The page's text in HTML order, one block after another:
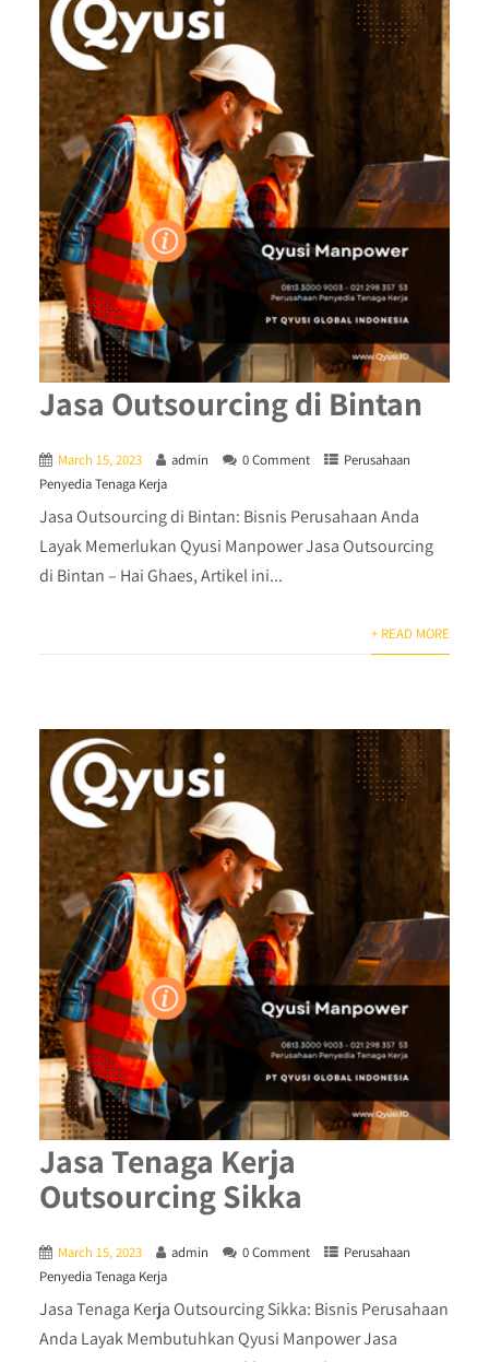
Jasa Outsourcing di Bintan
March 15, 2023 admin 0 Comment
Perusahaan
Penyedia Tenaga Kerja
Jasa Outsourcing di Bintan: Bisnis Perusahaan Anda
Layak Memerlukan Qyusi Manpower Jasa Outsourcing
di Bintan – Hai Ghaes, Artikel ini...
+ READ MORE
Jasa Tenaga Kerja
Outsourcing Sikka
March 15, 2023 admin 0 Comment
Perusahaan
Penyedia Tenaga Kerja
Jasa Tenaga Kerja Outsourcing Sikka: Bisnis Perusahaan
Anda Layak Membutuhkan Qyusi Manpower Jasa